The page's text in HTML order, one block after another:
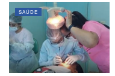
SAÚDE